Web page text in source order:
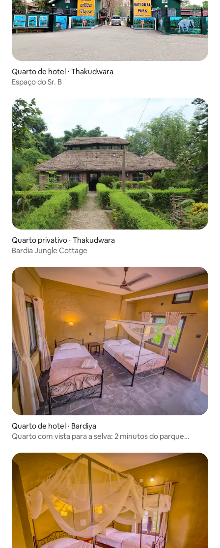
Quarto de hotel ⋅ Thakudwara
Espaço do Sr. B
Quarto privativo ⋅ Thakudwara
Bardia Jungle Cottage
Quarto de hotel ⋅ Bardiya
Quarto com vista para a selva: 2 minutos do parque